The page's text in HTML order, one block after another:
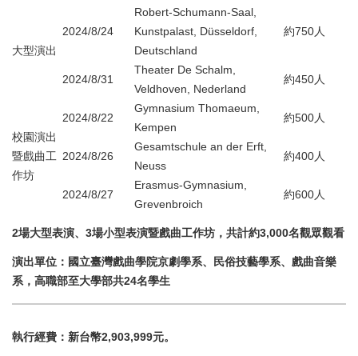
大型演出
2024/8/24
Robert-Schumann-Saal,
Kunstpalast, Düsseldorf,
Deutschland
約750人
2024/8/31
Theater De Schalm,
Veldhoven, Nederland
約450人
校園演出
暨戲曲工
作坊
2024/8/22
Gymnasium Thomaeum,
Kempen
約500人
2024/8/26
Gesamtschule an der Erft,
Neuss
約400人
2024/8/27
Erasmus-Gymnasium,
Grevenbroich
約600人
2場大型表演、3場小型表演暨戲曲工作坊，共計約3,000名觀眾觀看
演出單位：國立臺灣戲曲學院京劇學系、民俗技藝學系、戲曲音樂
系，高職部至大學部共24名學生
執行經費：新台幣2,903,999元。